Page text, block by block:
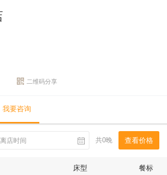
二维码分享
我要咨询
离店时间 共0晚 查看价格
床型 餐标